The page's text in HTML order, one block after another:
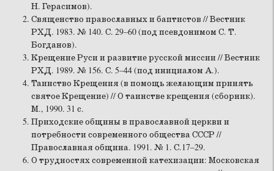
Н. Герасимов).
Священство православных и баптистов // Вестник
РХД. 1983. № 140. С. 29–60 (под псевдонимом С. Т.
Богданов).
Крещение Руси и развитие русской миссии // Вестник
РХД. 1989. № 156. С. 5–44 (под инициалом А.).
Таинство Крещения (в помощь желающим принять
святое Крещение) // О таинстве крещения (сборник).
М., 1990. 31 с.
Приходские общины в православной церкви и
потребности современного общества СССР //
Православная община. 1991. № 1. С.17–29.
О трудностях современной катехизации: Московская